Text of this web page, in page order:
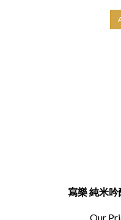
寫樂 純米吟
Our